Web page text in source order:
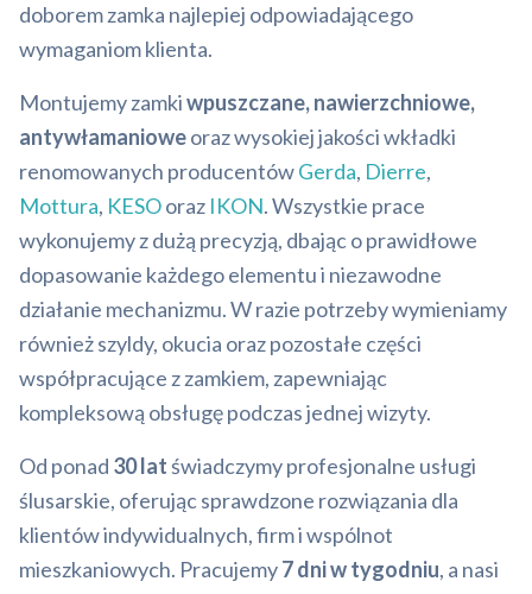
doborem zamka najlepiej odpowiadającego
wymaganiom klienta.
Montujemy zamkiwpuszczane, nawierzchniowe,
antywłamanioweoraz wysokiej jakości wkładki
renomowanych producentówGerda, Dierre,
Mottura, KESOoraz IKON. Wszystkie prace
wykonujemy z dużą precyzją, dbając o prawidłowe
dopasowanie każdego elementu i niezawodne
działanie mechanizmu. W razie potrzeby wymieniamy
również szyldy, okucia oraz pozostałe części
współpracujące z zamkiem, zapewniając
kompleksową obsługę podczas jednej wizyty.
Od ponad 30 latświadczymy profesjonalne usługi
ślusarskie, oferując sprawdzone rozwiązania dla
klientów indywidualnych, firm i wspólnot
mieszkaniowych. Pracujemy7 dni w tygodniu, a nasi